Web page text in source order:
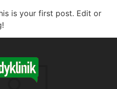
is your first post. Edit or